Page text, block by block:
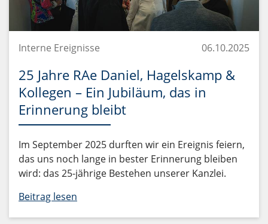
Interne Ereignisse 06.10.2025
25 Jahre RAe Daniel, Hagelskamp &
Kollegen – Ein Jubiläum, das in
Erinnerung bleibt
Im September 2025 durften wir ein Ereignis feiern,
das uns noch lange in bester Erinnerung bleiben
wird: das 25-jährige Bestehen unserer Kanzlei.
Beitrag lesen